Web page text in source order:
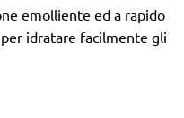
emolliente ed a rapido
idratare facilmente gli